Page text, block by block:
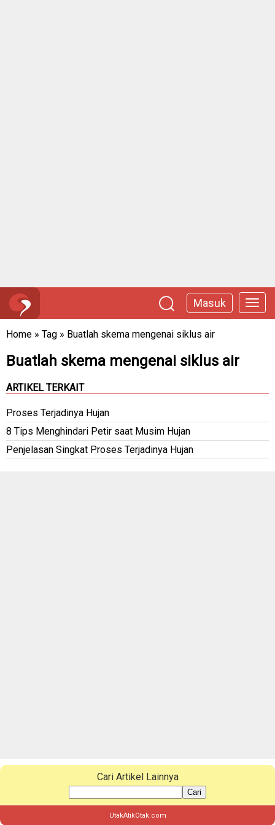
Masuk
Home » Tag » Buatlah skema mengenai siklus air
Buatlah skema mengenai siklus air
ARTIKEL TERKAIT
Proses Terjadinya Hujan
8 Tips Menghindari Petir saat Musim Hujan
Penjelasan Singkat Proses Terjadinya Hujan
Cari Artikel Lainnya
Cari
UtakAtikOtak.com